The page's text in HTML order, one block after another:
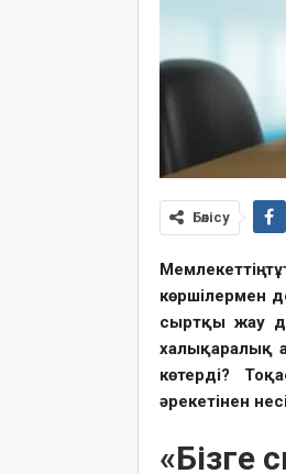
Бөлісу
Мемлекеттің
көршілермен
сыртқы жау
халықаралық
көтерді?
әрекетінен
«Бізге